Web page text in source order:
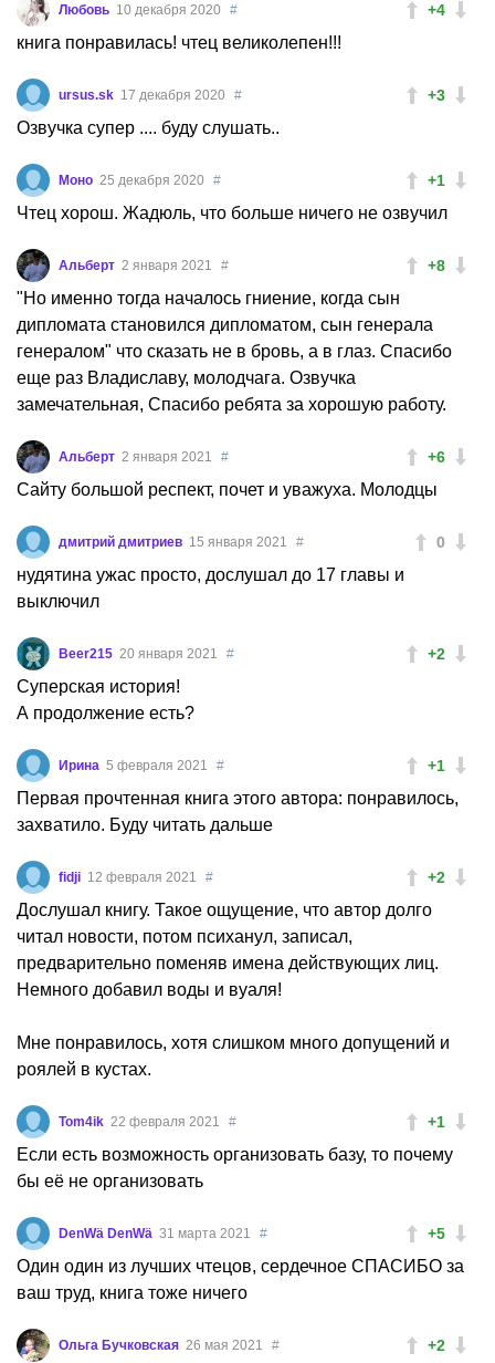
+4
Любовь 10 декабря 2020 #
книга понравилась! чтец великолепен!!!
+3
ursus.sk 17 декабря 2020 #
Озвучка супер .... буду слушать..
+1
Моно 25 декабря 2020 #
Чтец хорош. Жадюль, что больше ничего не озвучил
+8
Альберт 2 января 2021 #
"Но именно тогда началось гниение, когда сын
дипломата становился дипломатом, сын генерала
генералом" что сказать не в бровь, а в глаз. Спасибо
еще раз Владиславу, молодчага. Озвучка
замечательная, Спасибо ребята за хорошую работу.
+6
Альберт 2 января 2021 #
Сайту большой респект, почет и уважуха. Молодцы
0
дмитрий дмитриев 15 января 2021 #
нудятина ужас просто, дослушал до 17 главы и
выключил
+2
Beer215 20 января 2021 #
Суперская история!
А продолжение есть?
+1
Ирина 5 февраля 2021 #
Первая прочтенная книга этого автора: понравилось,
захватило. Буду читать дальше
+2
fidji 12 февраля 2021 #
Дослушал книгу. Такое ощущение, что автор долго
читал новости, потом психанул, записал,
предварительно поменяв имена действующих лиц.
Немного добавил воды и вуаля!
Мне понравилось, хотя слишком много допущений и
роялей в кустах.
+1
Tom4ik 22 февраля 2021 #
Если есть возможность организовать базу, то почему
бы её не организовать
+5
DenWä DenWä 31 марта 2021 #
Один один из лучших чтецов, сердечное СПАСИБО за
ваш труд, книга тоже ничего
+2
Ольга Бучковская 26 мая 2021 #